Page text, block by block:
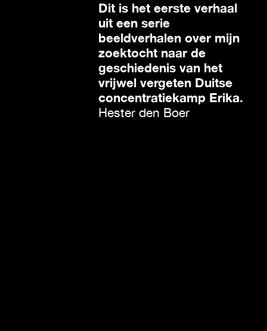
Dit is het eerste verhaal
uit een serie
beeldverhalen over mijn
zoektocht naar de
geschiedenis van het
vrijwel vergeten Duitse
concentratiekamp Erika.
Hester den Boer